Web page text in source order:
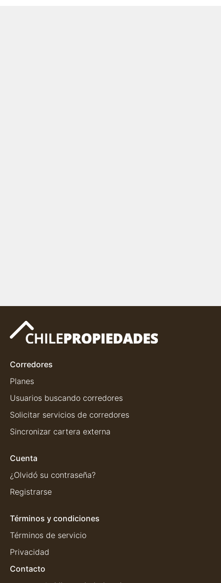
Corredores
Planes
Usuarios buscando corredores
Solicitar servicios de corredores
Sincronizar cartera externa
Cuenta
¿Olvidó su contraseña?
Registrarse
Términos y condiciones
Términos de servicio
Privacidad
Contacto